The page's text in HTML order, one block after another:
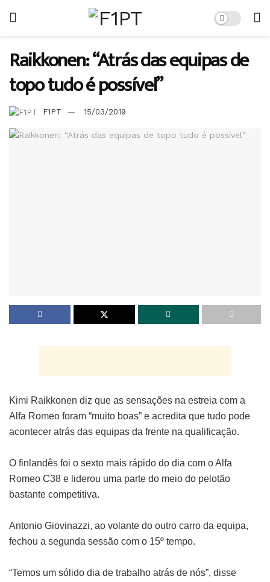
Raikkonen: “Atrás das equipas de
topo tudo é possível”
F1PT 15/03/2019
Kimi Raikkonen diz que as sensações na estreia com a
Alfa Romeo foram “muito boas” e acredita que tudo pode
acontecer atrás das equipas da frente na qualificação.
O finlandês foi o sexto mais rápido do dia com o Alfa
Romeo C38 e liderou uma parte do meio do pelotão
bastante competitiva.
Antonio Giovinazzi, ao volante do outro carro da equipa,
fechou a segunda sessão com o 15º tempo.
“Temos um sólido dia de trabalho atrás de nós”, disse